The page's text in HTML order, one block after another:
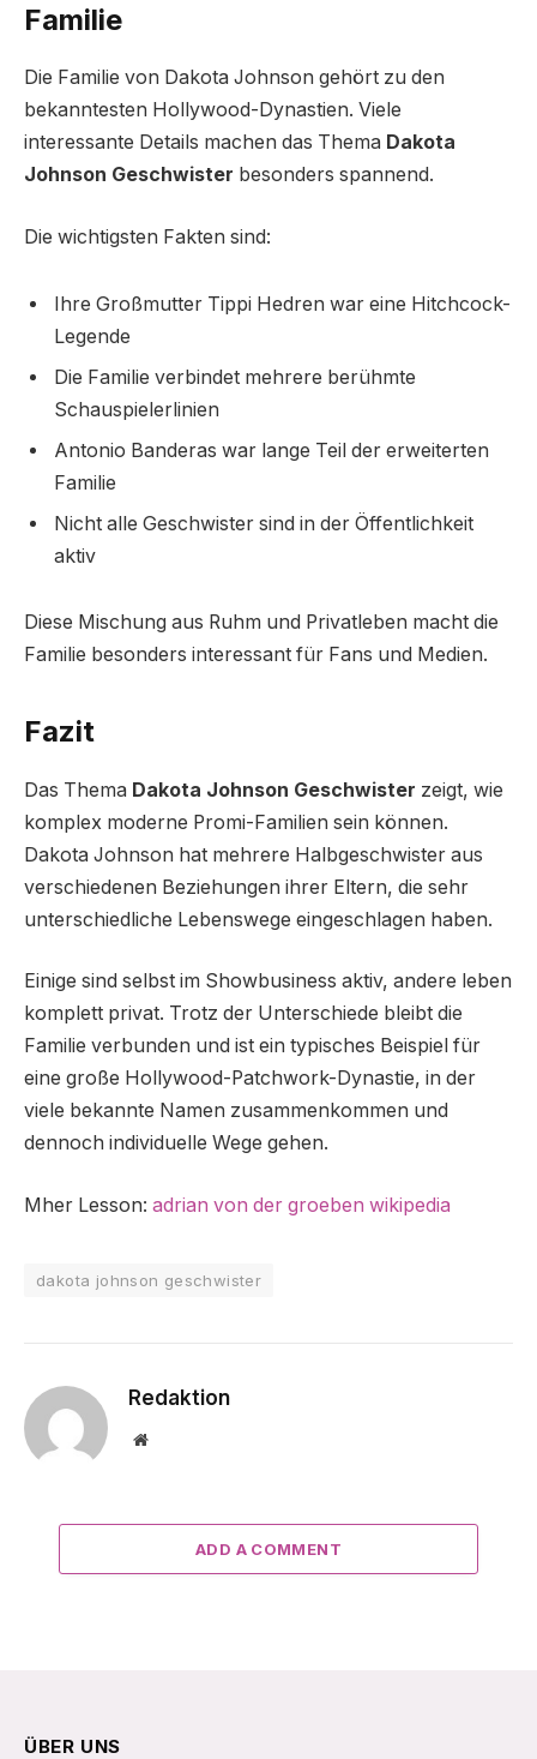
Familie
Die Familie von Dakota Johnson gehört zu den
bekanntesten Hollywood-Dynastien. Viele
interessante Details machen das Thema Dakota
Johnson Geschwister besonders spannend.
Die wichtigsten Fakten sind:
Ihre Großmutter Tippi Hedren war eine Hitchcock-
Legende
Die Familie verbindet mehrere berühmte
Schauspielerlinien
Antonio Banderas war lange Teil der erweiterten
Familie
Nicht alle Geschwister sind in der Öffentlichkeit
aktiv
Diese Mischung aus Ruhm und Privatleben macht die
Familie besonders interessant für Fans und Medien.
Fazit
Das Thema Dakota Johnson Geschwister zeigt, wie
komplex moderne Promi-Familien sein können.
Dakota Johnson hat mehrere Halbgeschwister aus
verschiedenen Beziehungen ihrer Eltern, die sehr
unterschiedliche Lebenswege eingeschlagen haben.
Einige sind selbst im Showbusiness aktiv, andere leben
komplett privat. Trotz der Unterschiede bleibt die
Familie verbunden und ist ein typisches Beispiel für
eine große Hollywood-Patchwork-Dynastie, in der
viele bekannte Namen zusammenkommen und
dennoch individuelle Wege gehen.
Mher Lesson: adrian von der groeben wikipedia
dakota johnson geschwister
Redaktion
Website
ADD A COMMENT
ÜBER UNS